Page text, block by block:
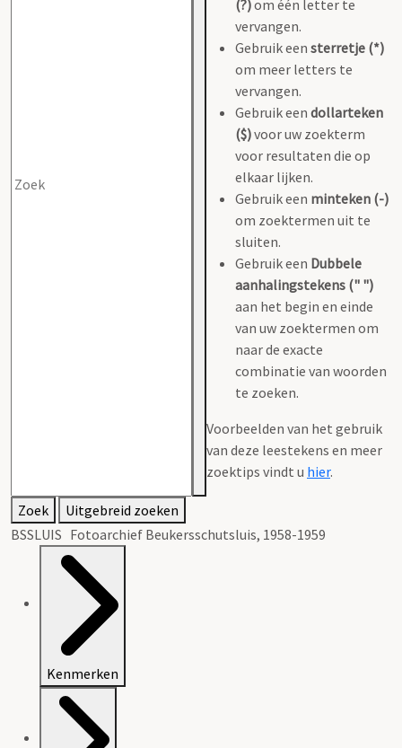
(?)om één letter te
vervangen.
Gebruik een sterretje (*)
om meer letters te
vervangen.
Gebruik een dollarteken
($)voor uw zoekterm
voor resultaten die op
elkaar lijken.
Gebruik een minteken (-)
om zoektermen uit te
sluiten.
Gebruik een Dubbele
aanhalingstekens (" ")
aan het begin en einde
van uw zoektermen om
naar de exacte
combinatie van woorden
te zoeken.
Voorbeelden van het gebruik
van deze leestekens en meer
zoektips vindt u hier.
Zoek
Uitgebreid zoeken
BSSLUIS Fotoarchief Beukersschutsluis, 1958-1959
Kenmerken